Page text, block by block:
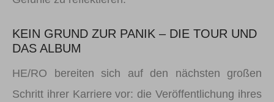
KEIN GRUND ZUR PANIK – DIE TOUR UND
DAS ALBUM
HE/RO bereiten sich auf den nächsten großen
Schritt ihrer Karriere vor: die Veröffentlichung ihres